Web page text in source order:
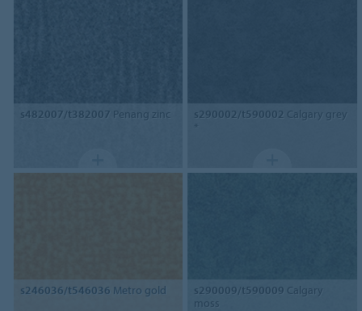
s482007/t382007 Penang zinc s290002/t590002 Calgary grey
*
s246036/t546036 Metro gold s290009/t590009 Calgary
moss